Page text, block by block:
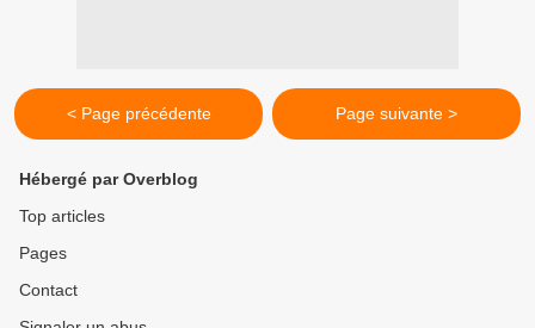
< Page précédente Page suivante >
Hébergé par Overblog
Top articles
Pages
Contact